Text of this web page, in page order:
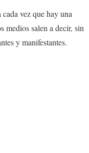
vez que hay una
medios salen a decir, sin
y manifestantes.